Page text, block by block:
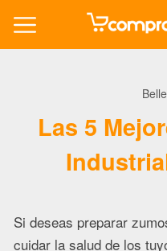
Las 5
Si deseas preparar
cuidar la salud de los